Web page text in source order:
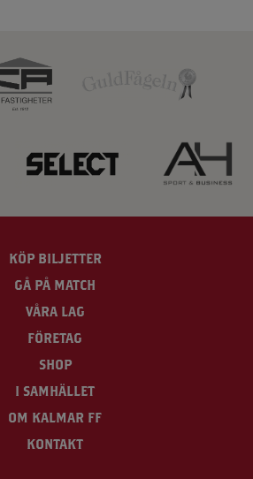
KÖP BILJETTER
GÅ PÅ MATCH
VÅRA LAG
FÖRETAG
SHOP
I SAMHÄLLET
OM KALMAR FF
KONTAKT